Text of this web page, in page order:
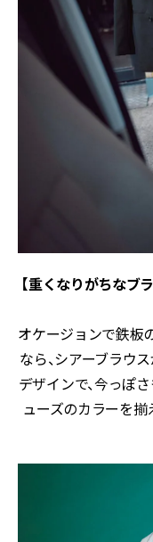
【重くなりがちなブ
オケージョンで鉄板
なら、シアーブラウ
デザインで、今っぽ
ューズのカラーを揃